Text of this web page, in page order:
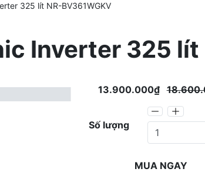
325 lít NR-BV361WGKV
Inverter 325 lít
13.900.000₫
Số lượng
MUA NGAY